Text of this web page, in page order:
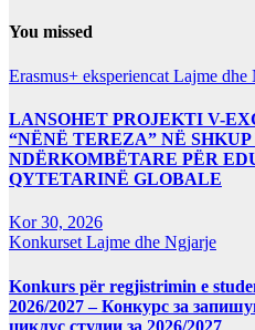
You missed
Erasmus+ eksperiencat Lajme dhe
LANSOHET PROJEKTI V-
“NËNË TEREZA” NË
NDËRKOMBËTARE PËR
QYTETARINË GLOBALE
Kor 30, 2026
Konkurset Lajme dhe Ngjarje
Konkurs për regjistrimin e
2026/2027 – Конкурс за
циклус студии за 2026/2027